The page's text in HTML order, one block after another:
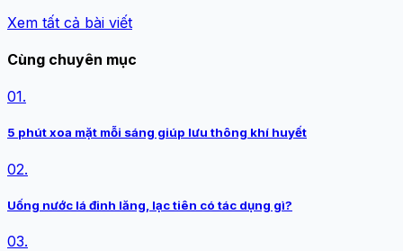
Xem tất cả bài viết
Cùng chuyên mục
01.
5 phút xoa mặt mỗi sáng giúp lưu thông khí huyết
02.
Uống nước lá đinh lăng, lạc tiên có tác dụng gì?
03.